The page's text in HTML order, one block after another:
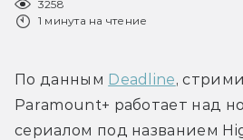
3258
1 минута на чтение
По данным Deadline,
Paramount+ работает над
сериалом под названием